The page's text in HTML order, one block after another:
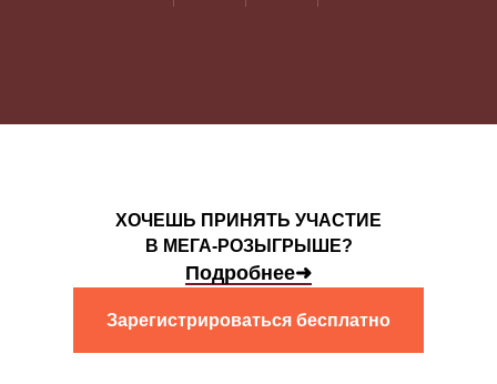
ХОЧЕШЬ ПРИНЯТЬ УЧАСТИЕ
В МЕГА-РОЗЫГРЫШЕ?
Подробнее➜
Зарегистрироваться бесплатно